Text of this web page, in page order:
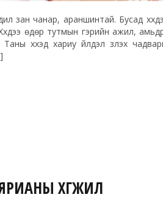
зан чанар, араншинтай. Бусад
Хүүхдээ өдөр тутмын гэрийн ажил,
хүүхэд хариу үйлдэл үзүүлэх
ХӨГЖИЛ